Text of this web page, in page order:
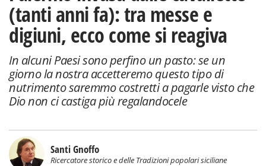
(tanti anni fa): tra messe e
digiuni, ecco come si reagiva
In alcuni Paesi sono perfino un pasto: se un
giorno la nostra accetteremo questo tipo di
nutrimento saremmo costretti a pagarle visto che
Dio non ci castiga più regalandocele
Santi Gnoffo
Ricercatore storico e delle Tradizioni popolari siciliane